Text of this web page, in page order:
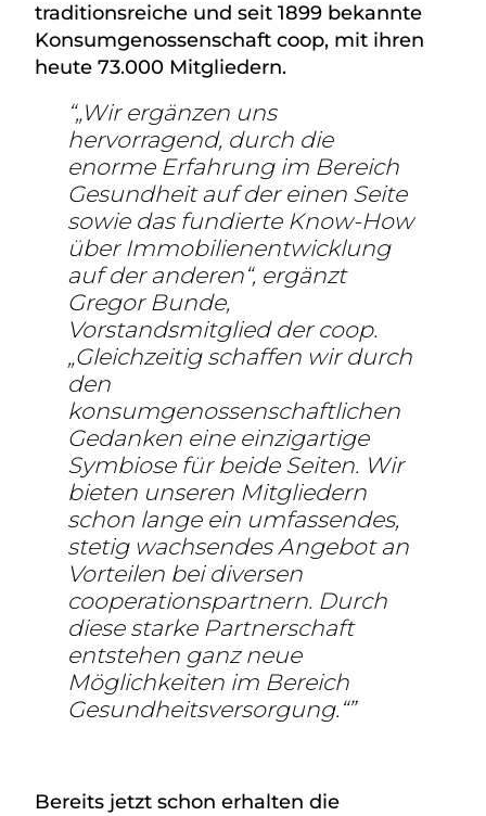
traditionsreiche und seit 1899 bekannte
Konsumgenossenschaft coop, mit ihren
heute 73.000 Mitgliedern.
„Wir ergänzen uns
hervorragend, durch die
enorme Erfahrung im Bereich
Gesundheit auf der einen Seite
sowie das fundierte Know-How
über Immobilienentwicklung
auf der anderen“, ergänzt
Gregor Bunde,
Vorstandsmitglied der coop.
„Gleichzeitig schaffen wir durch
den
konsumgenossenschaftlichen
Gedanken eine einzigartige
Symbiose für beide Seiten. Wir
bieten unseren Mitgliedern
schon lange ein umfassendes,
stetig wachsendes Angebot an
Vorteilen bei diversen
cooperationspartnern. Durch
diese starke Partnerschaft
entstehen ganz neue
Möglichkeiten im Bereich
Gesundheitsversorgung.“
Bereits jetzt schon erhalten die